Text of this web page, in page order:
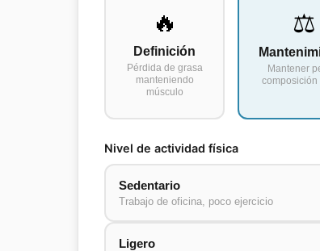
🔥
Definición
Pérdida de grasa
manteniendo
músculo
⚖️
Mantener
composición
Nivel de actividad física
Sedentario
Trabajo de oficina, poco ejercicio
Ligero